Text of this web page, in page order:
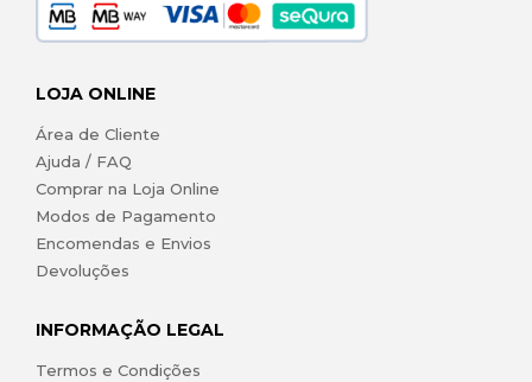
LOJA ONLINE
Área de Cliente
Ajuda / FAQ
Comprar na Loja Online
Modos de Pagamento
Encomendas e Envios
Devoluções
INFORMAÇÃO LEGAL
Termos e Condições